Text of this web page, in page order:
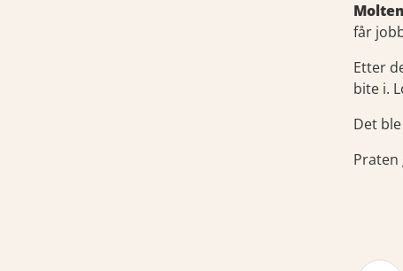
får
Etter
bite i.
Det
Praten